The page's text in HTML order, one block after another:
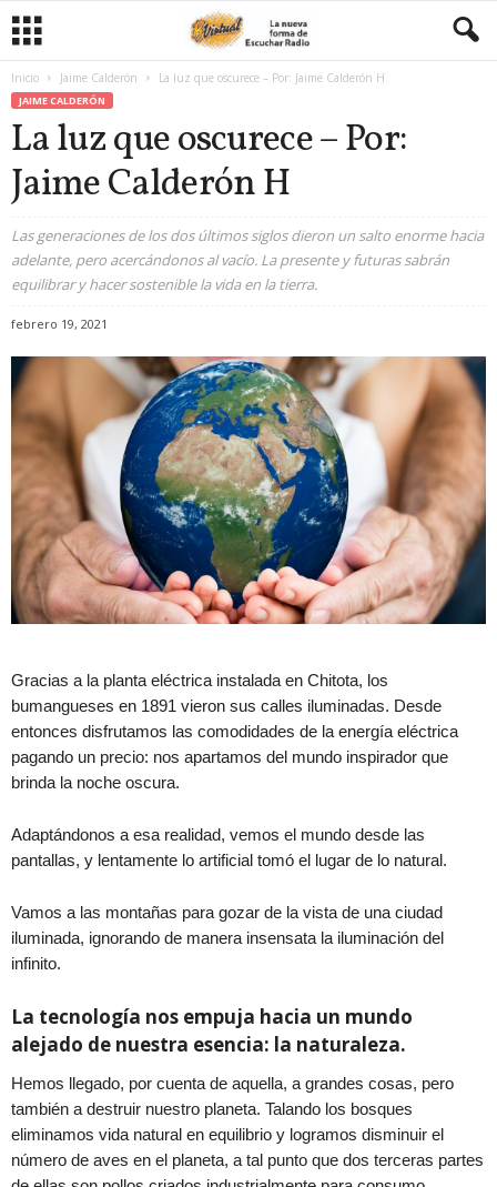
Inicio Jaime Calderón La luz que oscurece – Por: Jaime Calderón H
JAIME CALDERÓN
La luz que oscurece – Por:
Jaime Calderón H
Las generaciones de los dos últimos siglos dieron un salto enorme hacia
adelante, pero acercándonos al vacío. La presente y futuras sabrán
equilibrar y hacer sostenible la vida en la tierra.
febrero 19, 2021
Gracias a la planta eléctrica instalada en Chitota, los
bumangueses en 1891 vieron sus calles iluminadas. Desde
entonces disfrutamos las comodidades de la energía eléctrica
pagando un precio: nos apartamos del mundo inspirador que
brinda la noche oscura.
Adaptándonos a esa realidad, vemos el mundo desde las
pantallas, y lentamente lo artificial tomó el lugar de lo natural.
Vamos a las montañas para gozar de la vista de una ciudad
iluminada, ignorando de manera insensata la iluminación del
infinito.
La tecnología nos empuja hacia un mundo
alejado de nuestra esencia: la naturaleza.
Hemos llegado, por cuenta de aquella, a grandes cosas, pero
también a destruir nuestro planeta. Talando los bosques
eliminamos vida natural en equilibrio y logramos disminuir el
número de aves en el planeta, a tal punto que dos terceras partes